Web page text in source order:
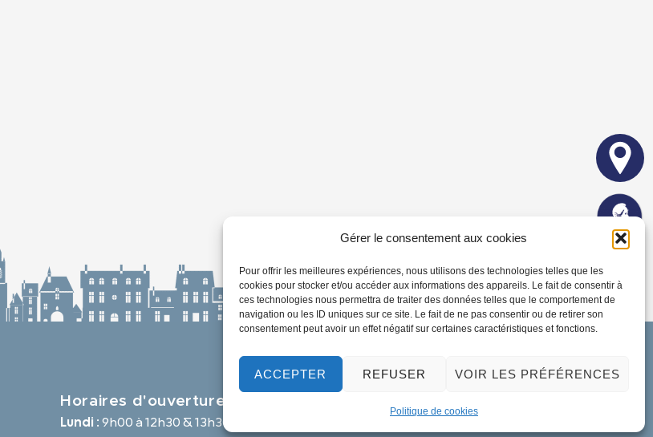
Gérer le consentement aux cookies
Pour offrir les meilleures expériences, nous utilisons des technologies telles que les
cookies pour stocker et/ou accéder aux informations des appareils. Le fait de consentir à
ces technologies nous permettra de traiter des données telles que le comportement de
navigation ou les ID uniques sur ce site. Le fait de ne pas consentir ou de retirer son
consentement peut avoir un effet négatif sur certaines caractéristiques et fonctions.
ACCEPTER REFUSER VOIR LES PRÉFÉRENCES
Politique de cookies
Horaires d'ouverture
Lundi :9h00 à 12h30 & 13h30 à 18h00